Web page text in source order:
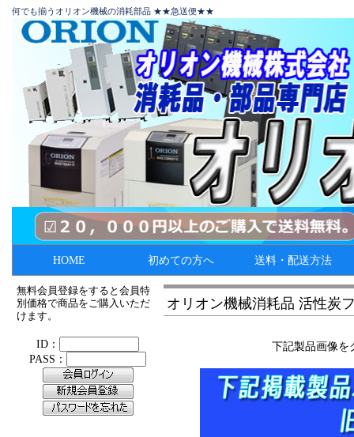
何でも揃うオリオン機械の消耗部品 ★★急送便★★
HOME 初めての方へ 送料・配送方法
無料会員登録をすると会員特
別価格で商品をご購入いただ
けます。
オリオン機械消耗品 活性炭
下記製品画像を